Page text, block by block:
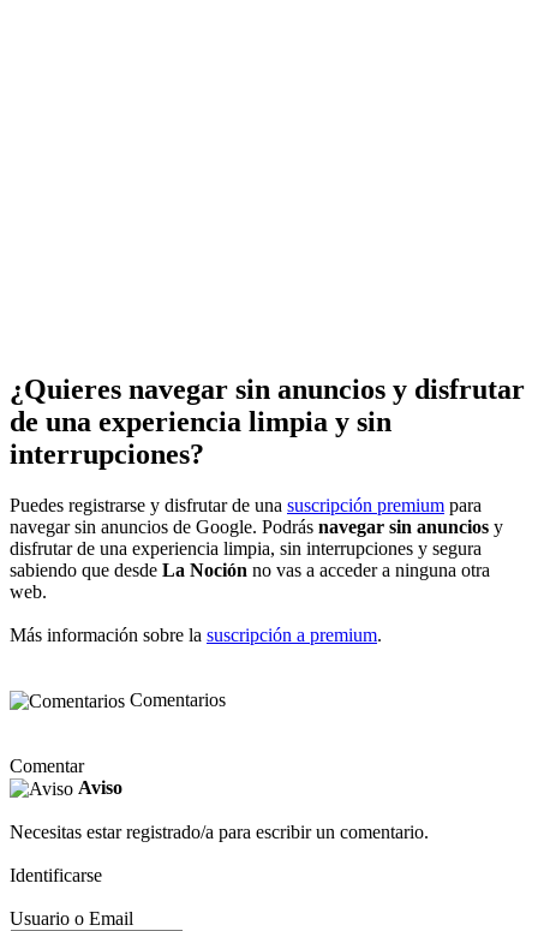
¿Quieres navegar sin anuncios y disfrutar
de una experiencia limpia y sin
interrupciones?
Puedes registrarse y disfrutar de una suscripción premium para
navegar sin anuncios de Google. Podrás navegar sin anuncios y
disfrutar de una experiencia limpia, sin interrupciones y segura
sabiendo que desde La Noción no vas a acceder a ninguna otra
web.
Más información sobre la suscripción a premium.
Comentarios
Comentar
Aviso
Necesitas estar registrado/a para escribir un comentario.
Identificarse
Usuario o Email